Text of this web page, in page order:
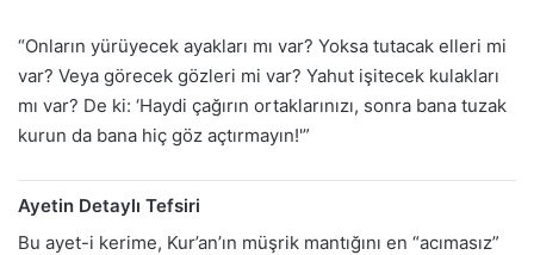
“Onların yürüyecek ayakları mı var? Yoksa tutacak elleri mi
var? Veya görecek gözleri mi var? Yahut işitecek kulakları
mı var? De ki: ‘Haydi çağırın ortaklarınızı, sonra bana tuzak
kurun da bana hiç göz açtırmayın!'”
Ayetin Detaylı Tefsiri
Bu ayet-i kerime, Kur’an’ın müşrik mantığını en “acımasız”